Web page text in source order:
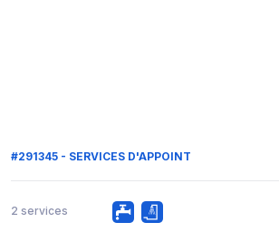
#291345 - SERVICES D'APPOINT
2 services